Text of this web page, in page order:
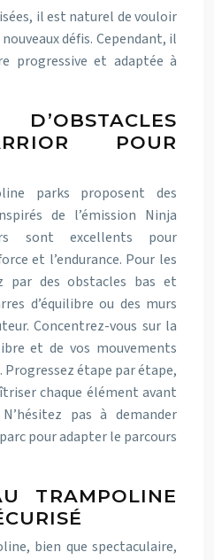
il est naturel de vouloir
défis. Cependant, il
progressive et adaptée à
POUR
parks proposent des
de l’émission Ninja
sont excellents pour
et l’endurance. Pour les
par des obstacles bas et
d’équilibre ou des murs
Concentrez-vous sur la
et de vos mouvements
étape par étape,
chaque élément avant
pas à demander
pour adapter le parcours
TRAMPOLINE
bien que spectaculaire,